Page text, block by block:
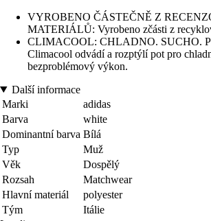
VYROBENO ČÁSTEČNĚ Z
MATERIÁLŮ: Vyrobeno zčásti z
CLIMACOOL: CHLADNO. SUCHO.
Climacool odvádí a rozptýlí pot pro
bezproblémový výkon.
Další informace
Marki
adidas
Barva
white
Dominantní barva Bílá
Typ
Muž
Věk
Dospělý
Rozsah
Matchwear
Hlavní materiál
polyester
Tým
Itálie